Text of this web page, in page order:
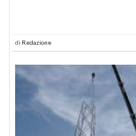
di Redazione